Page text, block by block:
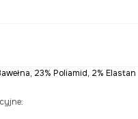
23% Poliamid, 2% Elastan
: